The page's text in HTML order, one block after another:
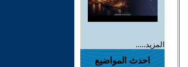
المزيد.....
احدث المواضيع